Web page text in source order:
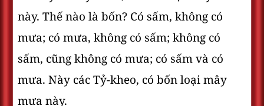
này. Thế nào là bốn? Có sấm, không có
mưa; có mưa, không có sấm; không có
sấm, cũng không có mưa; có sấm và có
mưa. Này các Tỷ-kheo, có bốn loại mây
mưa này.